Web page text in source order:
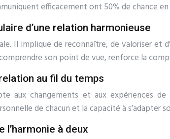
efficacement ont 50% de chance
d’une relation harmonieuse
Il implique de reconnaître, de valoriser et
son point de vue, renforce la
au fil du temps
aux changements et aux
de chacun et la capacité à s’adapter
à deux